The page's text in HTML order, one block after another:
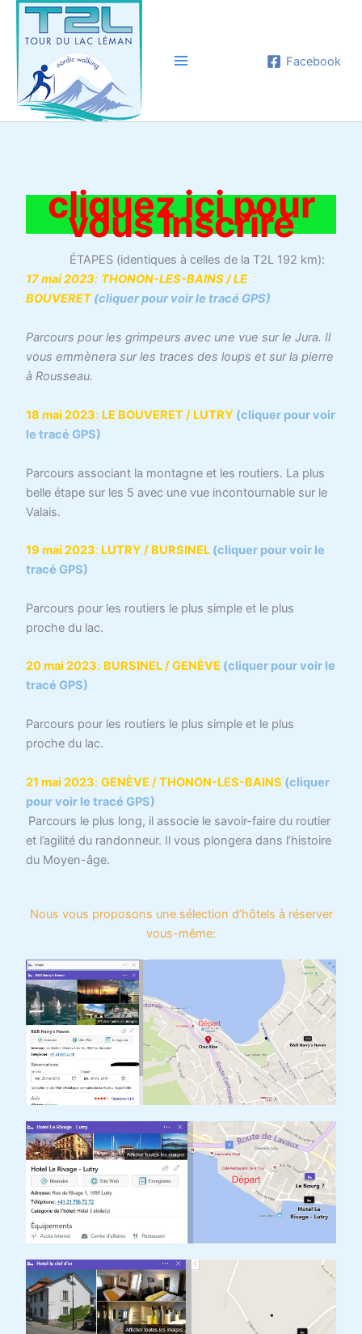
Aller
contenu
Facebook
cliquez ici pour
vous inscrire
ÉTAPES (identiques à celles de la T2L 192 km):
17 mai 2023: THONON-LES-BAINS / LE
BOUVERET(cliquer pour voir le tracé GPS)
Parcours pour les grimpeurs avec une vue sur le Jura. Il
vous emmènera sur les traces des loups et sur la pierre
à Rousseau.
18 mai 2023: LE BOUVERET / LUTRY (cliquer pour voir
le tracé GPS)
Parcours associant la montagne et les routiers. La plus
belle étape sur les 5 avec une vue incontournable sur le
Valais.
19 mai 2023: LUTRY / BURSINEL (cliquer pour voir le
tracé GPS)
Parcours pour les routiers le plus simple et le plus
proche du lac.
20 mai 2023: BURSINEL / GENÈVE (cliquer pour voir le
tracé GPS)
Parcours pour les routiers le plus simple et le plus
proche du lac.
21 mai 2023:GENÈVE / THONON-LES-BAINS (cliquer
pour voir le tracé GPS)
Parcours le plus long, il associe le savoir-faire du routier
et l’agilité du randonneur. Il vous plongera dans l’histoire
du Moyen-âge.
Nous vous proposons une sélection d’hôtels à réserver
vous-même: